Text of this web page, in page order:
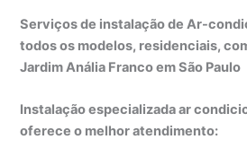
Serviços de instalação de Ar-
todos os modelos, residenciais,
Jardim Anália Franco em São Paulo
Instalação especializada ar
oferece o melhor atendimento: